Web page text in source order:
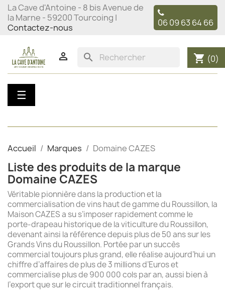
La Cave d'Antoine - 8 bis Avenue de
la Marne - 59200 Tourcoing |
Contactez-nous
06 09 63 64 66
 search shopping_cart (0)
Basculer
la
☰
Accueil Marques Domaine CAZES
Liste des produits de la marque
Domaine CAZES
Véritable pionnière dans la production et la
commercialisation de vins haut de gamme du Roussillon, la
Maison CAZES a su s’imposer rapidement comme le
porte-drapeau historique de la viticulture du Roussillon,
devenant ainsi la référence depuis plus de 50 ans sur les
Grands Vins du Roussillon. Portée par un succès
commercial toujours plus grand, elle réalise aujourd’hui un
chiffre d’affaires de plus de 3 millions d’Euros et
commercialise plus de 900 000 cols par an, aussi bien à
l’export que sur le circuit traditionnel français.